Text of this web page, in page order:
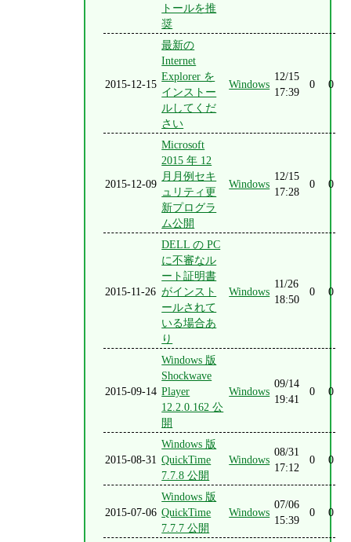
トールを推
奨
2015-12-15
最新の
Internet
Explorer を
インストー
ルしてくだ
さい
Windows
12/15
17:39
0 0
2015-12-09
Microsoft
2015 年 12
月月例セキ
ュリティ更
新プログラ
ム公開
Windows
12/15
17:28
0 0
2015-11-26
DELL の PC
に不審なル
ート証明書
がインスト
ールされて
いる場合あ
り
Windows
11/26
18:50
0 0
2015-09-14
Windows 版
Shockwave
Player
12.2.0.162 公
開
Windows
09/14
19:41
0 0
2015-08-31
Windows 版
QuickTime
7.7.8 公開
Windows
08/31
17:12
0 0
2015-07-06
Windows 版
QuickTime
7.7.7 公開
Windows
07/06
15:39
0 0